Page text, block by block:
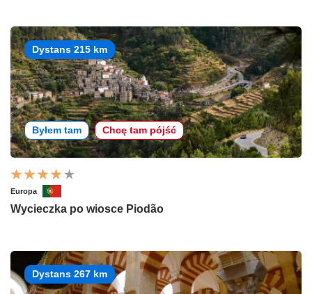
Dystans 215 km
Byłem tam Chcę tam pójść
Europa
Wycieczka po wiosce Piodão
Dystans 267 km